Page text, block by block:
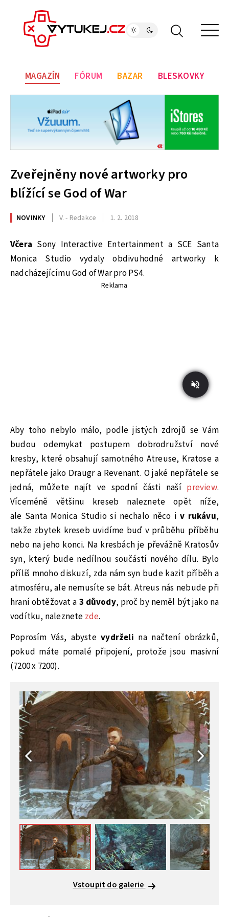
MAGAZÍN FÓRUM BAZAR BLESKOVKY
Zveřejněny nové artworky pro
blížící se God of War
NOVINKY V. - Redakce 1. 2. 2018
Včera Sony Interactive Entertainment a SCE Santa
Monica Studio vydaly obdivuhodné artworky k
nadcházejícímu God of War pro PS4.
Reklama
Aby toho nebylo málo, podle jistých zdrojů se Vám
budou odemykat postupem dobrodružství nové
kresby, které obsahují samotného Atreuse, Kratose a
nepřátele jako Draugr a Revenant. O jaké nepřátele se
jedná, můžete najít ve spodní části naší preview.
Víceméně většinu kreseb naleznete opět níže,
ale Santa Monica Studio si nechalo něco i v rukávu,
takže zbytek kreseb uvidíme buď v průběhu příběhu
nebo na jeho konci. Na kresbách je převážně Kratosův
syn, který bude nedílnou součástí nového dílu. Bylo
příliš mnoho diskuzí, zda nám syn bude kazit příběh a
atmosféru, ale nemusíte se bát. Atreus nás nebude při
hraní obtěžovat a 3 důvody, proč by neměl být jako na
vodítku, naleznete zde.
Poprosím Vás, abystevydrželi na načtení obrázků,
pokud máte pomalé připojení, protože jsou masivní
(7200 x 7200).
Vstoupit do galerie